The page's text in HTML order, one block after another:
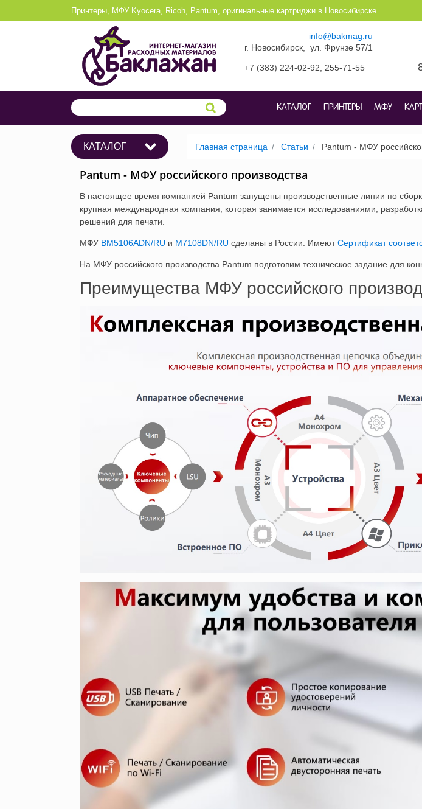
Принтеры, МФУ Kyocera, Ricoh, Pantum, оригинальные картриджи в Новосибирске.
info@bakmag.ru
г. Новосибирск, ул. Фрунзе 57/1
+7 (383) 224-02-92, 255-71-55
КАТАЛОГ ПРИНТЕРЫ МФУ
КАТАЛОГ Главная страница Статьи Pantum - МФУ
Pantum - МФУ российского производства
В настоящее время компанией Pantum запущены производственные линии по
крупная международная компания, которая занимается исследованиями,
решений для печати.
МФУ BM5106ADN/RU и M7108DN/RU сделаны в России. ИмеютСертификат
На МФУ российского производства Pantum подготовим техническое задание для
Преимущества МФУ российского